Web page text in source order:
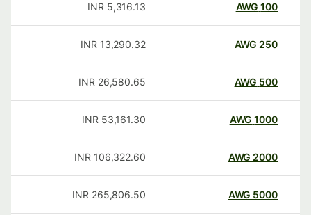
100
AWG
5,316.13
INR
250
AWG
13,290.32
INR
500
AWG
26,580.65
INR
1000
AWG
53,161.30
INR
2000
AWG
106,322.60
INR
5000
AWG
265,806.50
INR